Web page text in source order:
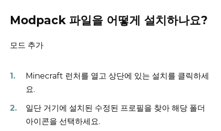
Modpack 파일을 어떻게 설치하나요?
모드 추가
Minecraft 런처를 열고 상단에 있는 설치를 클릭하세
요.
일단 거기에 설치된 수정된 프로필을 찾아 해당 폴더
아이콘을 선택하세요.